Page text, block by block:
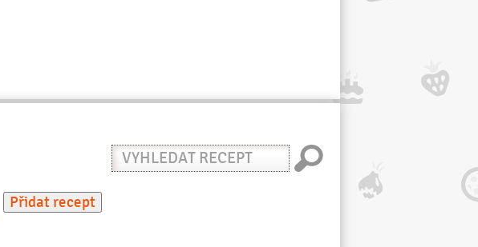
Vyhledat
recept
Přidat recept